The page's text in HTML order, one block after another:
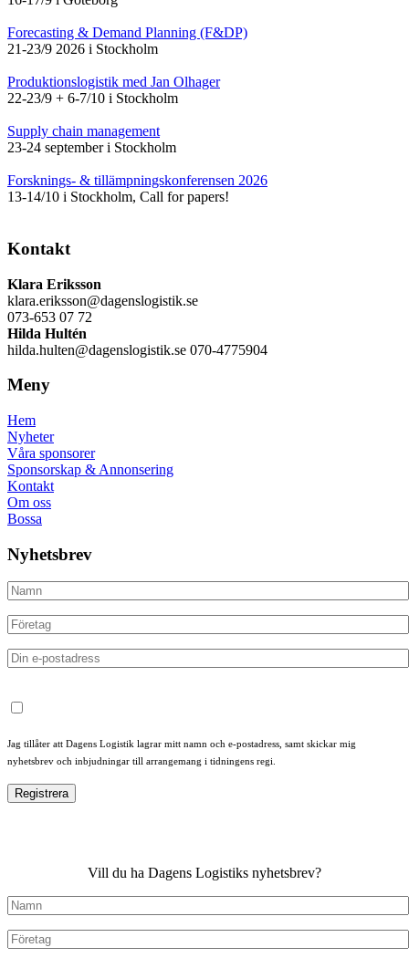
Forecasting & Demand Planning (F&DP)
21-23/9 2026 i Stockholm
Produktionslogistik med Jan Olhager
22-23/9 + 6-7/10 i Stockholm
Supply chain management
23-24 september i Stockholm
Forsknings- & tillämpningskonferensen 2026
13-14/10 i Stockholm, Call for papers!
Kontakt
Klara Eriksson
klara.eriksson@dagenslogistik.se
073-653 07 72
Hilda Hultén
hilda.hulten@dagenslogistik.se 070-4775904
Meny
Hem
Nyheter
Våra sponsorer
Sponsorskap & Annonsering
Kontakt
Om oss
Bossa
Nyhetsbrev
Jag tillåter att Dagens Logistik lagrar mitt namn och e-postadress, samt skickar mig
nyhetsbrev och inbjudningar till arrangemang i tidningens regi.
Vill du ha Dagens Logistiks nyhetsbrev?